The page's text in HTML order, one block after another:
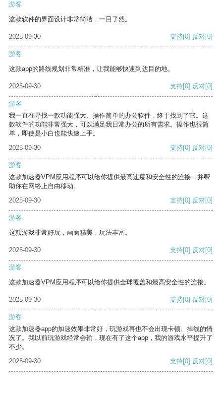
游客
这款软件的界面设计非常简洁，一目了然。
2025-09-30 支持[0] 反对[0]
游客
这款app的路线规划非常精准，让我能够快速到达目的地。
2025-09-30 支持[0] 反对[0]
游客
我一直在寻找一款功能强大、操作简单的办公软件，终于找到了它。这
款软件的功能非常强大，可以满足我日常办公的所有需求。操作也很简
单，即使是小白也能快速上手。
2025-09-30
支持[0] 反对[0]
游客
这款加速器VPM应用程序可以给你提供最高速度和安全性的连接，并帮
助你在网络上自由移动。
2025-09-30
支持[0] 反对[0]
游客
这款游戏非常好玩，画面精美，玩法丰富。
2025-09-30 支持[0] 反对[0]
游客
这款加速器VPM应用程序可以给你提供全球覆盖和最高安全性的连接。
2025-09-30 支持[0] 反对[0]
游客
这款加速器app的加速效果非常好，玩游戏再也不会出现卡顿、掉线的情
况了。我以前玩游戏经常会输，现在有了这个app，我的游戏水平提升了
不少。
2025-09-30
支持[0] 反对[0]